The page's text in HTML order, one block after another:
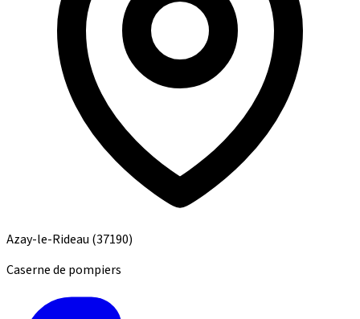
Azay-le-Rideau (37190)
Caserne de pompiers